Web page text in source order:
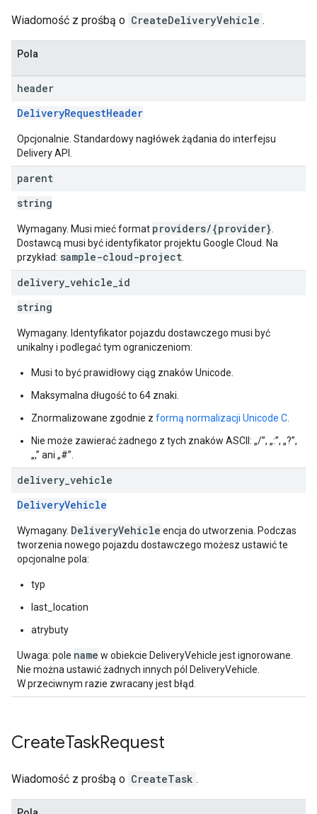
Wiadomość z prośbą o CreateDeliveryVehicle .
Pola
header
DeliveryRequestHeader
Opcjonalnie. Standardowy nagłówek żądania do interfejsu
Delivery API.
parent
string
Wymagany. Musi mieć format providers/{provider}
Dostawcą musi być identyfikator projektu Google Cloud. Na
przykład: sample-cloud-project
delivery vehicle id
string
Wymagany. Identyfikator pojazdu dostawczego musi być
unikalny i podlegać tym ograniczeniom:
Musi to być prawidłowy ciąg znaków Unicode.
Maksymalna długość to 64 znaki.
Znormalizowane zgodnie z formą normalizacji Unicode C
Nie może zawierać żadnego z tych znaków ASCII: „/”, „:”, „?”,
„,” ani „#”.
delivery vehicle
DeliveryVehicle
Wymagany. DeliveryVehicle encja do utworzenia. Podczas
tworzenia nowego pojazdu dostawczego możesz ustawić te
opcjonalne pola:
typ
last_location
atrybuty
Uwaga: pole name w obiekcie DeliveryVehicle jest ignorowane.
Nie można ustawić żadnych innych pól DeliveryVehicle.
W przeciwnym razie zwracany jest błąd.
CreateTaskRequest
Wiadomość z prośbą o CreateTask .